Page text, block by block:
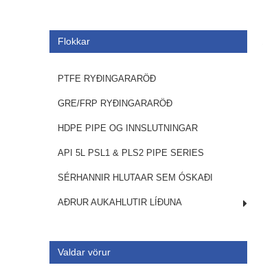
Flokkar
PTFE RYÐINGARARÖÐ
GRE/FRP RYÐINGARARÖÐ
HDPE PIPE OG INNSLUTNINGAR
API 5L PSL1 & PLS2 PIPE SERIES
SÉRHANNIR HLUTAAR SEM ÓSKAÐI
AÐRUR AUKAHLUTIR LÍÐUNA
Valdar vörur